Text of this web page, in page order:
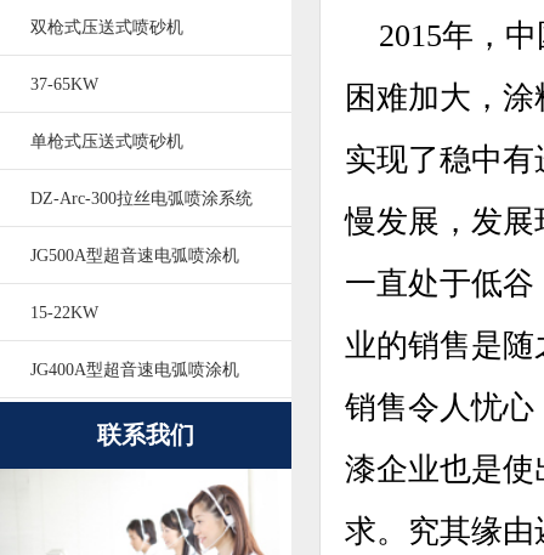
1
双枪式压送式喷砂机
37-65KW
单枪式压送式喷砂机
DZ-Arc-300拉丝电弧喷涂系统
JG500A型超音速电弧喷涂机
15-22KW
JG400A型超音速电弧喷涂机
联系我们
2015年，
困难加大，
实现了稳中
慢发展，发
一直处于低
业的销售是
销售令人忧
漆企业也是
求。究其缘由